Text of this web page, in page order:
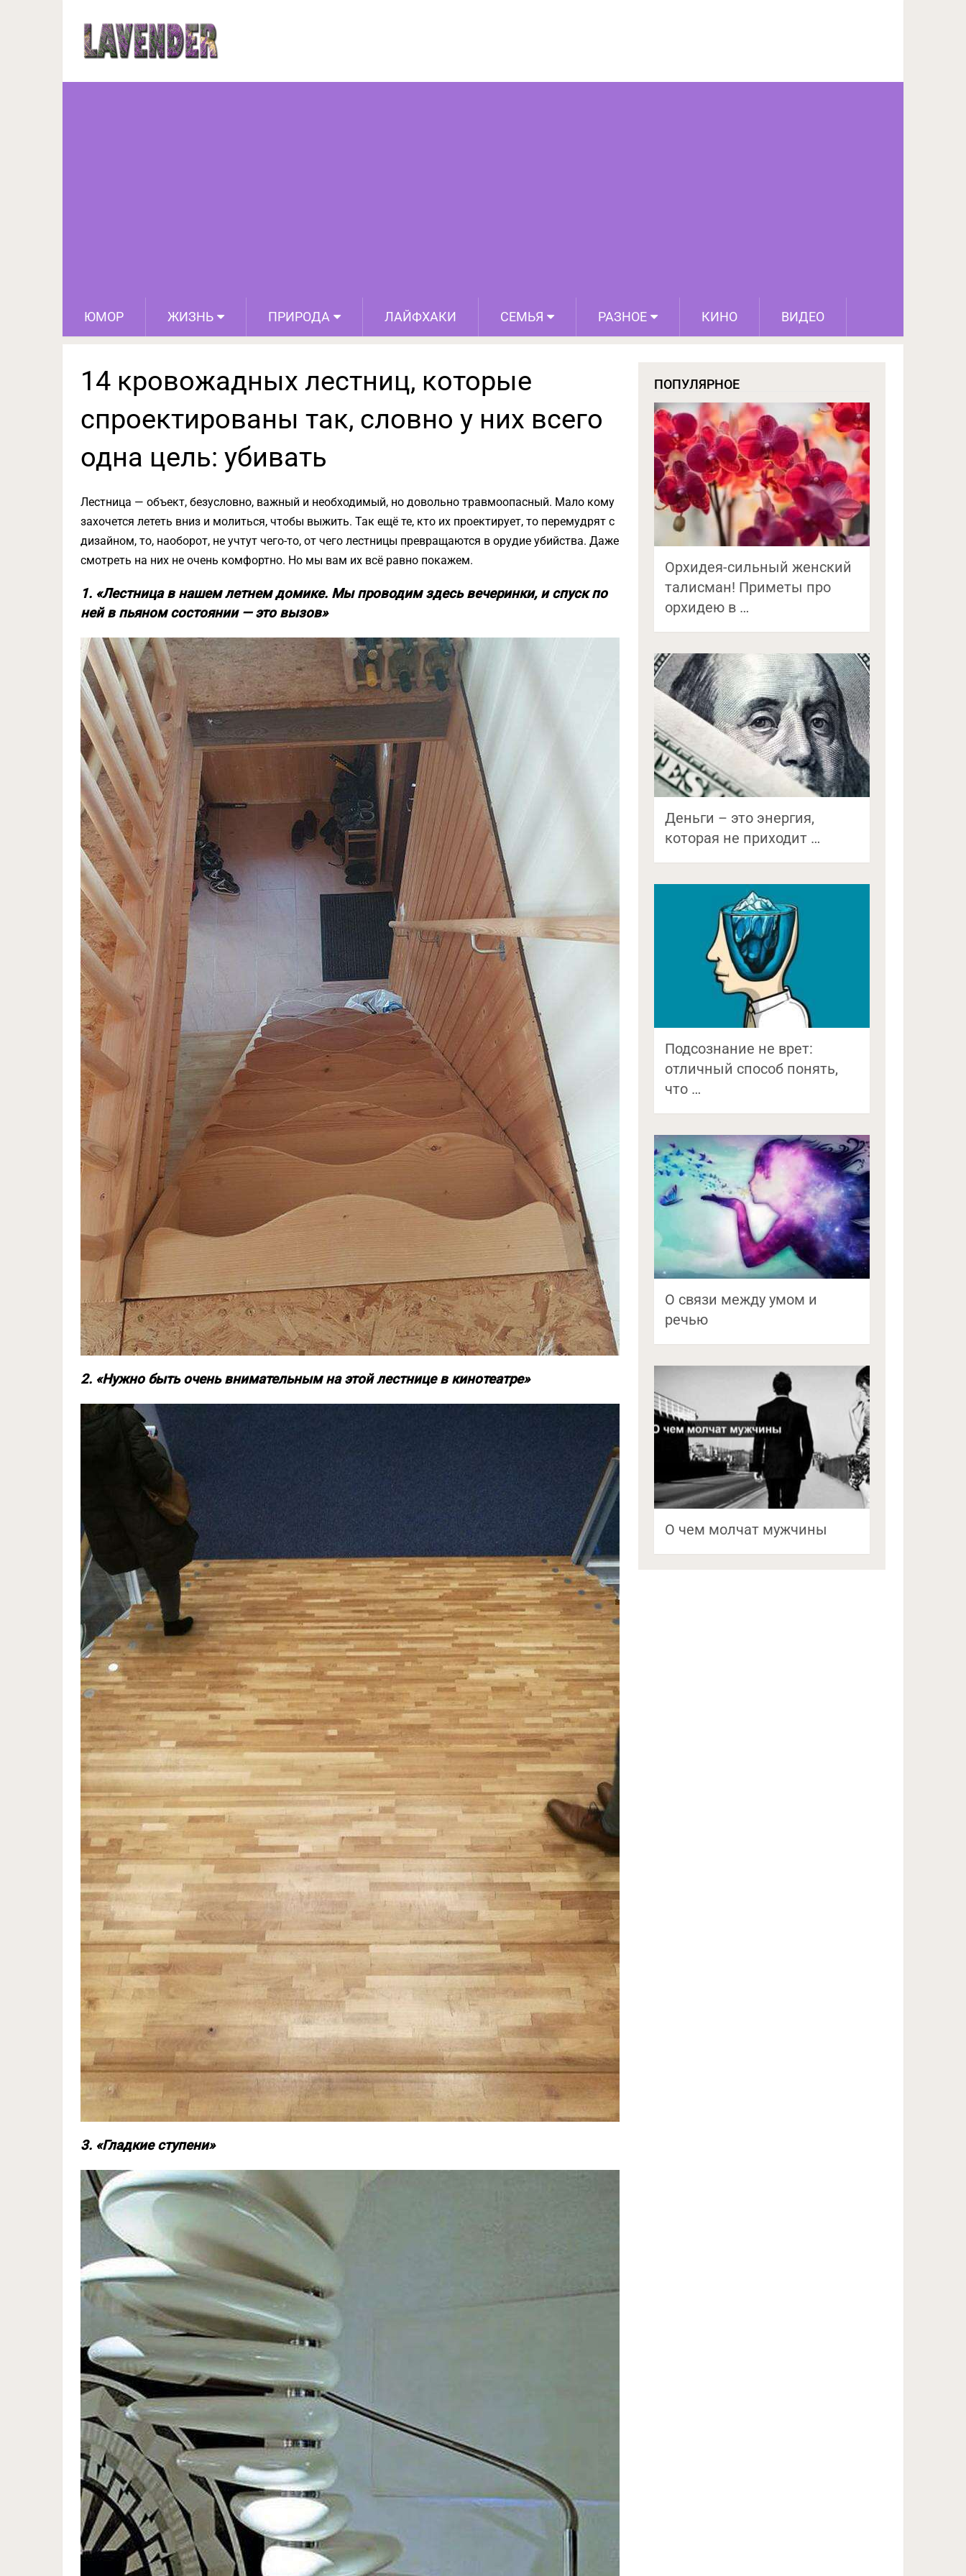
ЮМОР ЖИЗНЬ ПРИРОДА ЛАЙФХАКИ СЕМЬЯ РАЗНОЕ КИНО ВИДЕО
14 кровожадных лестниц, которые спроектированы так,
14 кровожадных лестниц, которые
спроектированы так, словно у них всего
одна цель: убивать
Лестница — объект, безусловно, важный и необходимый, но довольно травмоопасный. Мало кому
захочется лететь вниз и молиться, чтобы выжить. Так ещё те, кто их проектирует, то перемудрят с
дизайном, то, наоборот, не учтут чего-то, от чего лестницы превращаются в орудие убийства. Даже
смотреть на них не очень комфортно. Но мы вам их всё равно покажем.
1. «Лестница в нашем летнем домике. Мы проводим здесь вечеринки, и спуск по
ней в пьяном состоянии — это вызов»
2. «Нужно быть очень внимательным на этой лестнице в кинотеатре»
3. «Гладкие ступени»
ПОПУЛЯРНОЕ
Орхидея-сильный женский
талисман! Приметы про
орхидею в …
Деньги – это энергия,
которая не приходит …
Подсознание не врет:
отличный способ понять,
что …
О связи между умом и
речью
О чем молчат мужчины